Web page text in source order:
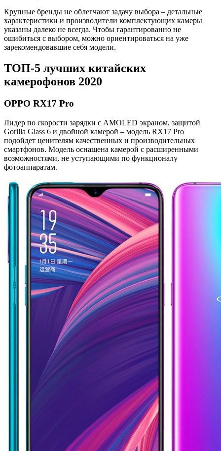
Крупные бренды не облегчают задачу выбора – детальные
характеристики и производители комплектующих камеры
указаны далеко не всегда. Чтобы гарантированно не
ошибиться с выбором, можно ориентироваться на уже
зарекомендовавшие себя модели.
ТОП-5 лучших китайских
камерофонов 2020
OPPO RX17 Pro
Лидер по скорости зарядки с AMOLED экраном, защитой
Gorilla Glass 6 и двойной камерой ‒ модель RX17 Pro
подойдет ценителям качественных и производительных
смартфонов. Модель оснащена камерой с расширенными
возможностями, не уступающими по функционалу
фотоаппаратам.